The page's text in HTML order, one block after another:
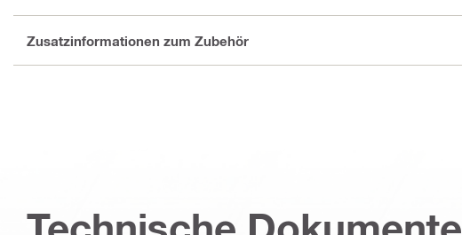
Zusatzinformationen zum Zubehör